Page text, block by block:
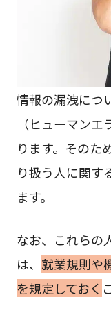
情報の漏洩につ
（ヒューマン
ります。そのた
り扱う人に関す
ます。
なお、これらの
は、 就業規則や
を規定しておく